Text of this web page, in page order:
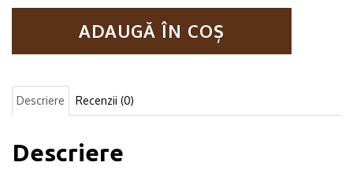
Parol,
80X39X25
Gri
ADAUGĂ ÎN COȘ
Descriere Recenzii (0)
Descriere